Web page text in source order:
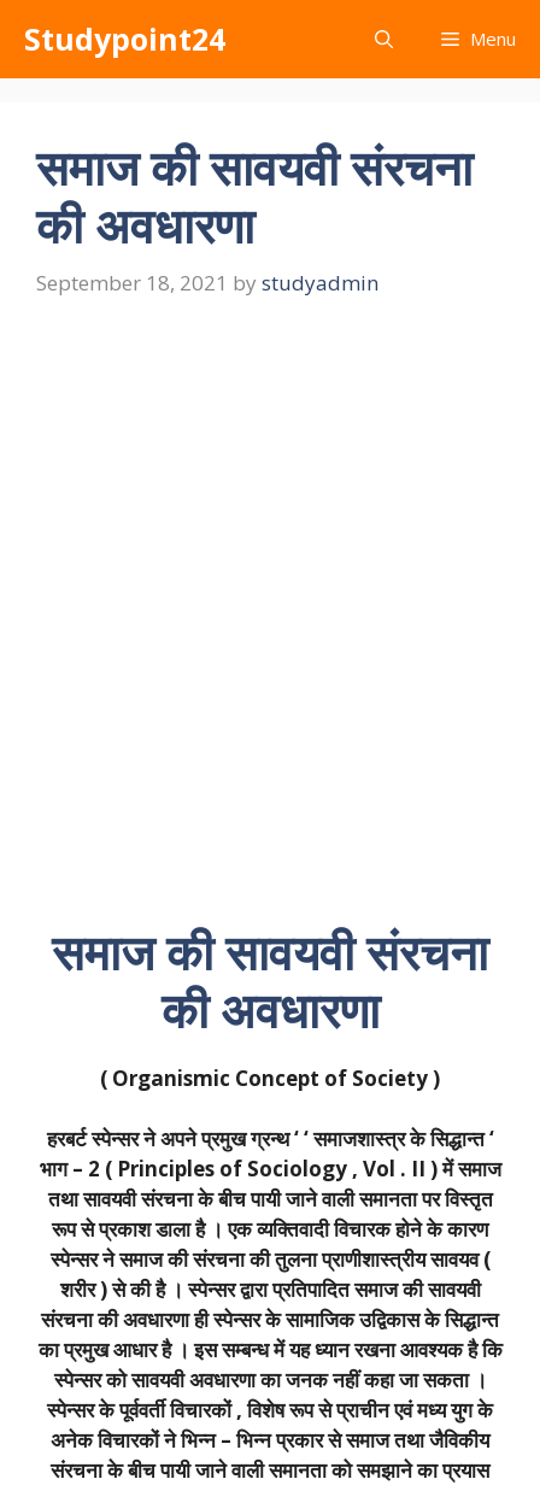
content
Studypoint24 Menu
समाज की सावयवी संरचना
की अवधारणा
September 18, 2021 by studyadmin
समाज की सावयवी संरचना
की अवधारणा
( Organismic Concept of Society )
हरबर्ट स्पेन्सर ने अपने प्रमुख ग्रन्थ ‘ ‘ समाजशास्त्र के सिद्धान्त ‘
भाग – 2 ( Principles of Sociology , Vol . II ) में समाज
तथा सावयवी संरचना के बीच पायी जाने वाली समानता पर विस्तृत
रूप से प्रकाश डाला है । एक व्यक्तिवादी विचारक होने के कारण
स्पेन्सर ने समाज की संरचना की तुलना प्राणीशास्त्रीय सावयव (
शरीर ) से की है । स्पेन्सर द्वारा प्रतिपादित समाज की सावयवी
संरचना की अवधारणा ही स्पेन्सर के सामाजिक उद्विकास के सिद्धान्त
का प्रमुख आधार है । इस सम्बन्ध में यह ध्यान रखना आवश्यक है कि
स्पेन्सर को सावयवी अवधारणा का जनक नहीं कहा जा सकता ।
स्पेन्सर के पूर्ववर्ती विचारकों , विशेष रूप से प्राचीन एवं मध्य युग के
अनेक विचारकों ने भिन्न – भिन्न प्रकार से समाज तथा जैविकीय
संरचना के बीच पायी जाने वाली समानता को समझाने का प्रयास